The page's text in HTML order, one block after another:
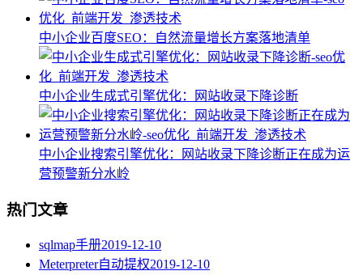
中小企业百度SEO：自然流量增长方案落地清单
中小企业生成式引擎优化：网站收录下降诊断
中小企业搜索引擎优化：网站收录下降诊断正在成为运
营预警新分水岭
热门文章
sqlmap手册2019-12-10
Meterpreter自动提权2019-12-10